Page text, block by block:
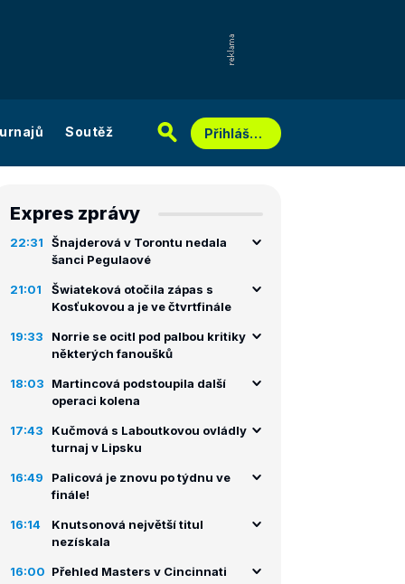
Soutěž Přihlášení
Expres zprávy
22:31
Šnajderová v Torontu nedala
šanci Pegulaové
21:01
Šwiateková otočila zápas s
Kosťukovou a je ve čtvrtfinále
19:33
Norrie se ocitl pod palbou kritiky
některých fanoušků
18:03
Martincová podstoupila další
operaci kolena
17:43
Kučmová s Laboutkovou ovládly
turnaj v Lipsku
16:49
Palicová je znovu po týdnu ve
finále!
16:14
Knutsonová největší titul
nezískala
16:00 Přehled Masters v Cincinnati